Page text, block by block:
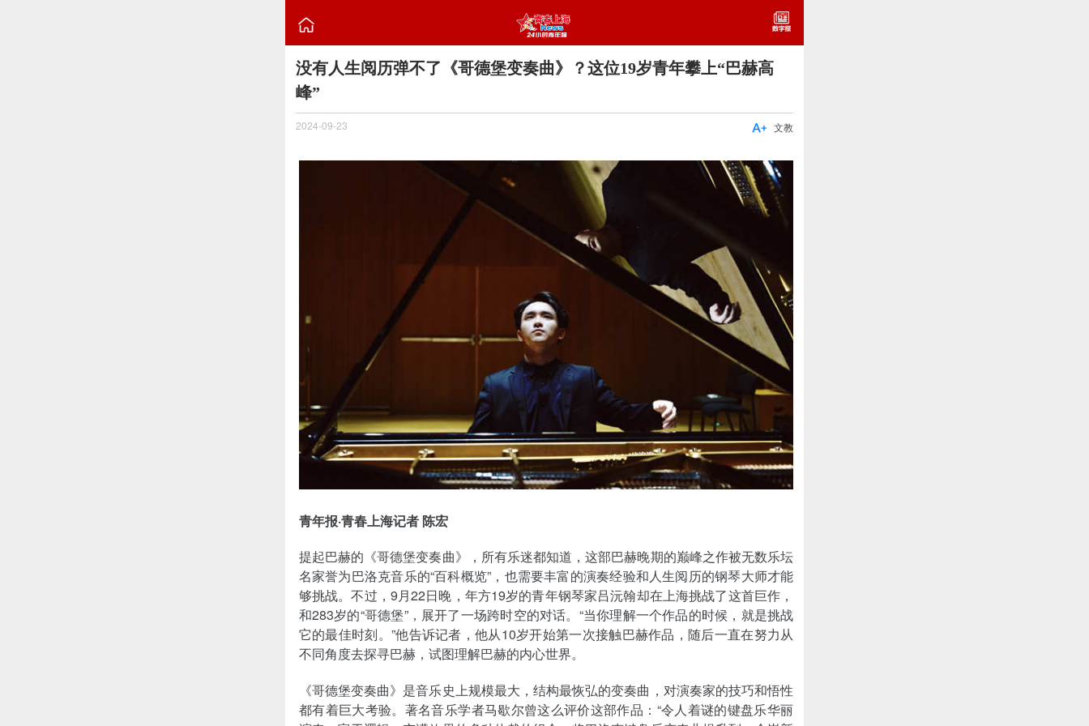

没有人生阅历弹不了《哥德堡变奏曲》？这位19岁青年攀上“巴赫高
峰”
2024-09-23 文教

青年报·青春上海记者 陈宏
提起巴赫的《哥德堡变奏曲》，所有乐迷都知道，这部巴赫晚期的巅峰之作被无数乐坛
名家誉为巴洛克音乐的“百科概览”，也需要丰富的演奏经验和人生阅历的钢琴大师才能
够挑战。不过，9月22日晚，年方19岁的青年钢琴家吕沅翰却在上海挑战了这首巨作，
和283岁的“哥德堡”，展开了一场跨时空的对话。“当你理解一个作品的时候，就是挑战
它的最佳时刻。”他告诉记者，他从10岁开始第一次接触巴赫作品，随后一直在努力从
不同角度去探寻巴赫，试图理解巴赫的内心世界。
《哥德堡变奏曲》是音乐史上规模最大，结构最恢弘的变奏曲，对演奏家的技巧和悟性
都有着巨大考验。著名音乐学者马歇尔曾这么评价这部作品：“令人着谜的键盘乐华丽